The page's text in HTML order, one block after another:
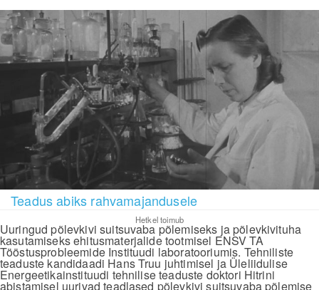
Teadus abiks rahvamajandusele
Hetkel toimub
Uuringud põlevkivi suitsuvaba põlemiseks ja põlevkivituha
kasutamiseks ehitusmaterjalide tootmisel ENSV TA
Tööstusprobleemide Instituudi laboratooriumis. Tehniliste
teaduste kandidaadi Hans Truu juhtimisel ja Üleliidulise
Energeetikainstituudi tehnilise teaduste doktori Hitrini
abistamisel uurivad teadlased põlevkivi suitsuvaba põlemise